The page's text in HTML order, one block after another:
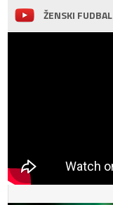
ŽENSKI FUDBAL